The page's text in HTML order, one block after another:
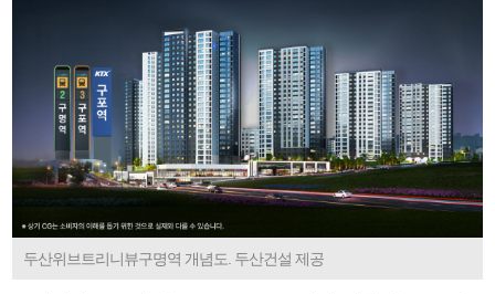
두산위브트리니뷰구명역 개념도. 두산건설 제공